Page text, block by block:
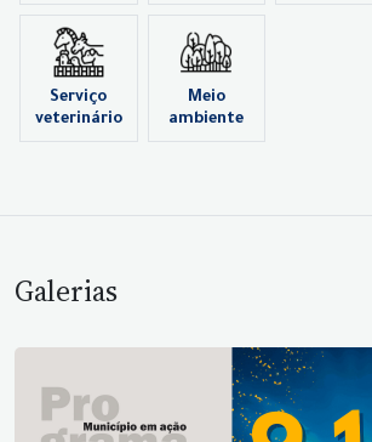
Serviço
veterinário
Meio
ambiente
Galerias